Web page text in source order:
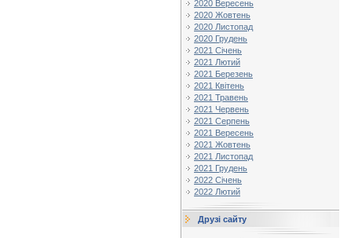
2020 Вересень
2020 Жовтень
2020 Листопад
2020 Грудень
2021 Січень
2021 Лютий
2021 Березень
2021 Квітень
2021 Травень
2021 Червень
2021 Серпень
2021 Вересень
2021 Жовтень
2021 Листопад
2021 Грудень
2022 Січень
2022 Лютий
Друзі сайту